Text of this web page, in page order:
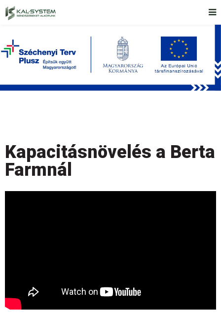
Kapacitásnövelés a Berta
Farmnál